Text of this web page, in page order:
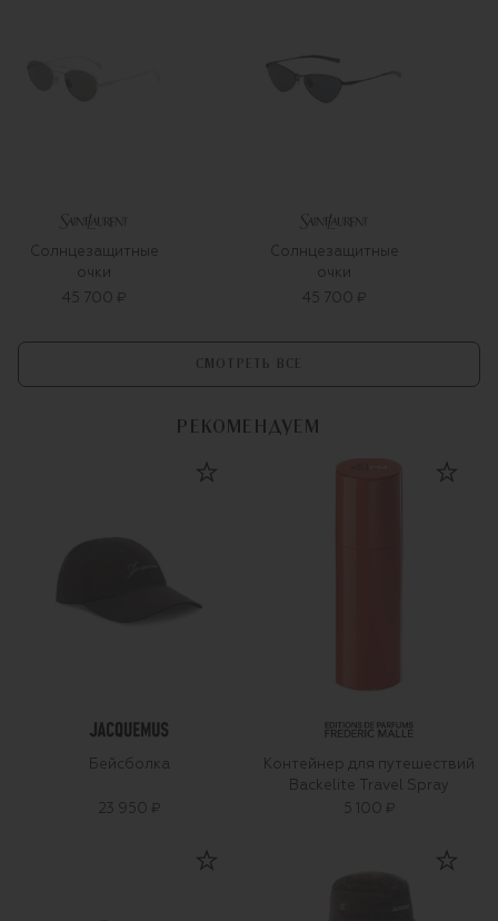
Солнцезащитные
очки
45 700 ₽
Солнцезащитные
очки
45 700 ₽
СМОТРЕТЬ ВСЕ
РЕКОМЕНДУЕМ
Бейсболка
23 950 ₽
Контейнер для путешествий
Backelite Travel Spray
5 100 ₽